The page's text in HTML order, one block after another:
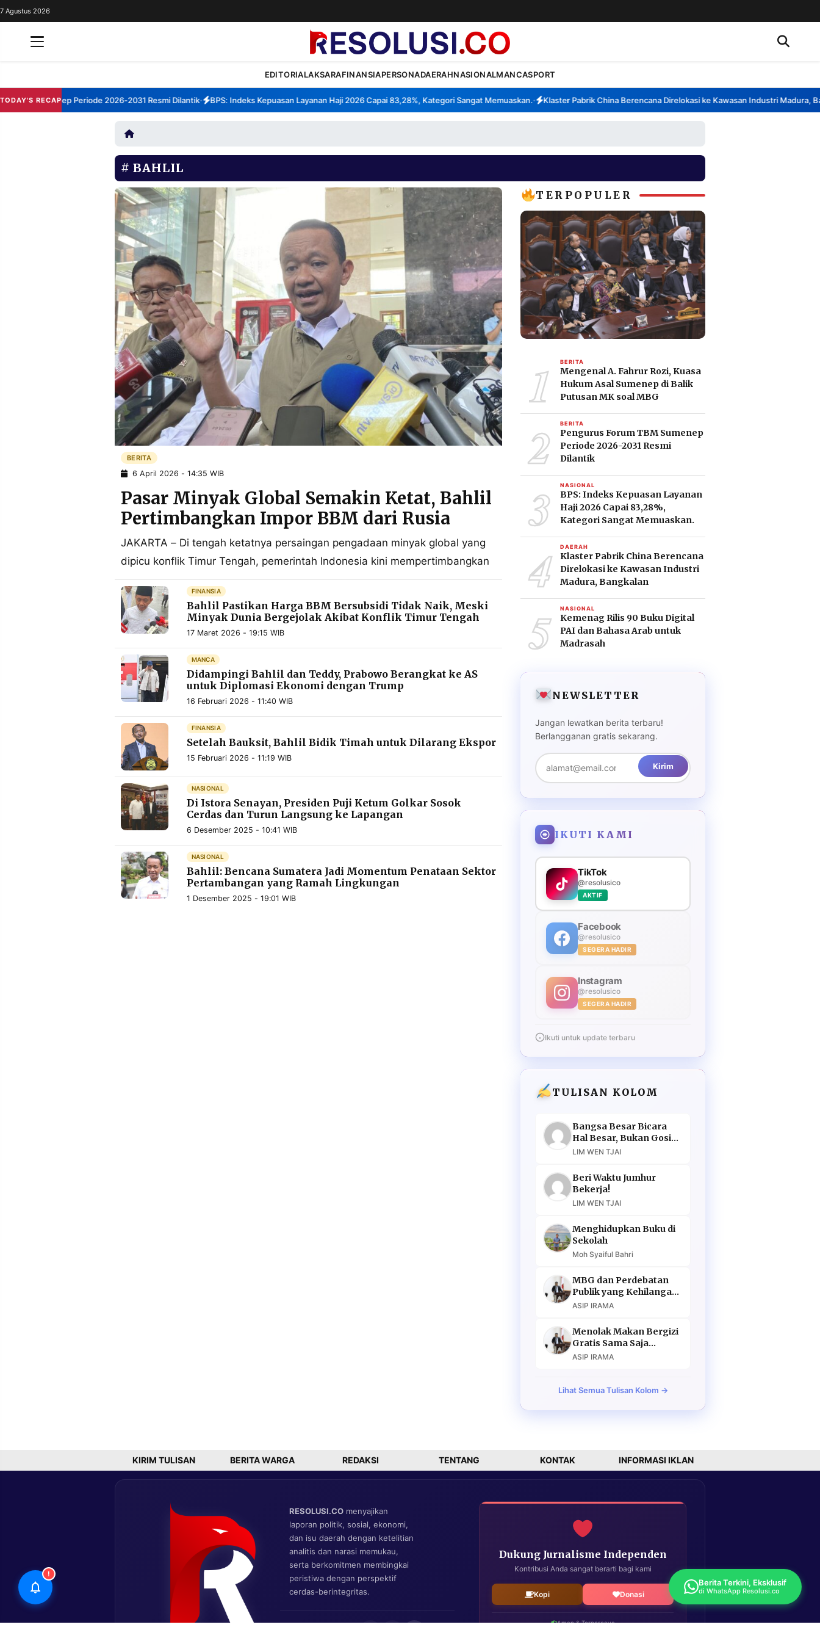
REDAKSI
PERSONA
NASIONAL
BERITA
WARGA
TULISAN
SERVICE
7 Agustus 2026
EDITORIALAKSARAFINANSIAPERSONADAERAHNASIONALMANCASPORT
TODAY'S RECAP
Sumenep Periode 2026-2031 Resmi Dilantik• BPS: Indeks Kepuasan Layanan Haji 2026 Capai 83,28%, Kategori Sangat Memuaskan.• Klaster Pabrik China Berencana Direlokasi ke Kawasan Industri Madura,
BAHLIL
BERITA
6 April 2026 - 14:35 WIB
Pasar Minyak Global Semakin Ketat, Bahlil
Pertimbangkan Impor BBM dari Rusia
JAKARTA – Di tengah ketatnya persaingan pengadaan minyak global yang
dipicu konflik Timur Tengah, pemerintah Indonesia kini mempertimbangkan
FINANSIA
Bahlil Pastikan Harga BBM Bersubsidi Tidak Naik, Meski
Minyak Dunia Bergejolak Akibat Konflik Timur Tengah
17 Maret 2026 - 19:15 WIB
MANCA
Didampingi Bahlil dan Teddy, Prabowo Berangkat ke AS
untuk Diplomasi Ekonomi dengan Trump
16 Februari 2026 - 11:40 WIB
FINANSIA
Setelah Bauksit, Bahlil Bidik Timah untuk Dilarang Ekspor
15 Februari 2026 - 11:19 WIB
NASIONAL
Di Istora Senayan, Presiden Puji Ketum Golkar Sosok
Cerdas dan Turun Langsung ke Lapangan
6 Desember 2025 - 10:41 WIB
NASIONAL
Bahlil: Bencana Sumatera Jadi Momentum Penataan Sektor
Pertambangan yang Ramah Lingkungan
1 Desember 2025 - 19:01 WIB
TERPOPULER
1 BERITA
Mengenal A. Fahrur Rozi, Kuasa
Hukum Asal Sumenep di Balik
Putusan MK soal MBG
2 BERITA
Pengurus Forum TBM Sumenep
Periode 2026-2031 Resmi
Dilantik
3 NASIONAL
BPS: Indeks Kepuasan Layanan
Haji 2026 Capai 83,28%,
Kategori Sangat Memuaskan.
4 DAERAH
Klaster Pabrik China Berencana
Direlokasi ke Kawasan Industri
Madura, Bangkalan
5 NASIONAL
Kemenag Rilis 90 Buku Digital
PAI dan Bahasa Arab untuk
Madrasah
NEWSLETTER
Jangan lewatkan berita terbaru!
Berlangganan gratis sekarang.
Kirim
IKUTI KAMI
TikTok
@resolusico
AKTIF
Facebook
@resolusico
SEGERA HADIR
Instagram
@resolusico
SEGERA HADIR
Ikuti untuk update terbaru
TULISAN KOLOM
Bangsa Besar Bicara
Hal Besar, Bukan Gosip
Murahan
LIM WEN TJAI
Beri Waktu Jumhur
Bekerja!
LIM WEN TJAI
Menghidupkan Buku di
Sekolah
Moh Syaiful Bahri
MBG dan Perdebatan
Publik yang Kehilangan
Argumen
ASIP IRAMA
Menolak Makan Bergizi
Gratis Sama Saja
Menolak Masa Depan
ASIP IRAMA
Lihat Semua Tulisan Kolom →
KIRIM TULISAN BERITA WARGA REDAKSI TENTANG KONTAK INFORMASI IKLAN
RESOLUSI.CO menyajikan
laporan politik, sosial, ekonomi,
dan isu daerah dengan ketelitian
analitis dan narasi memukau,
serta berkomitmen membingkai
peristiwa dengan perspektif
cerdas-berintegritas.
Dukung Jurnalisme Independen
Kontribusi Anda sangat berarti bagi kami
Kopi Donasi
Aman & Terpercaya
!
Berita Terkini, Eksklusif
di WhatsApp Resolusi.co